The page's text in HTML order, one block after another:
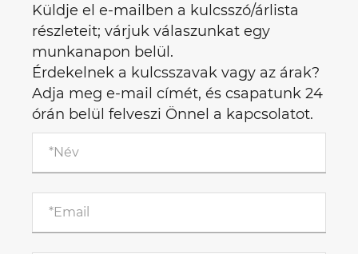
Küldje el e-mailben a kulcsszó/árlista
részleteit; várjuk válaszunkat egy
munkanapon belül.
Érdekelnek a kulcsszavak vagy az árak?
Adja meg e-mail címét, és csapatunk 24
órán belül felveszi Önnel a kapcsolatot.